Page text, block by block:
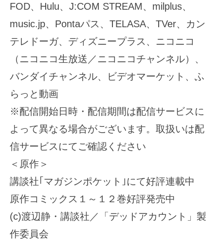
FOD、Hulu、J:COM STREAM、milplus、
music.jp、Pontaパス、TELASA、TVer、カン
テレドーガ、ディズニープラス、ニコニコ
（ニコニコ生放送／ニコニコチャンネル）、
バンダイチャンネル、ビデオマーケット、ふ
らっと動画
※配信開始日時・配信期間は配信サービスに
よって異なる場合がございます。取扱いは配
信サービスにてご確認ください
＜原作＞
講談社｢マガジンポケット｣にて好評連載中
原作コミックス１～１２巻好評発売中
(c)渡辺静・講談社／「デッドアカウント」製
作委員会